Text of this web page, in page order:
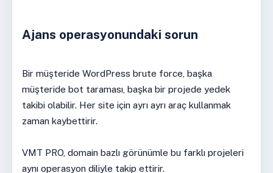
Ajans operasyonundaki sorun
Bir müşteride WordPress brute force, başka
müşteride bot taraması, başka bir projede yedek
takibi olabilir. Her site için ayrı ayrı araç kullanmak
zaman kaybettirir.
VMT PRO, domain bazlı görünümle bu farklı projeleri
aynı operasyon diliyle takip ettirir.